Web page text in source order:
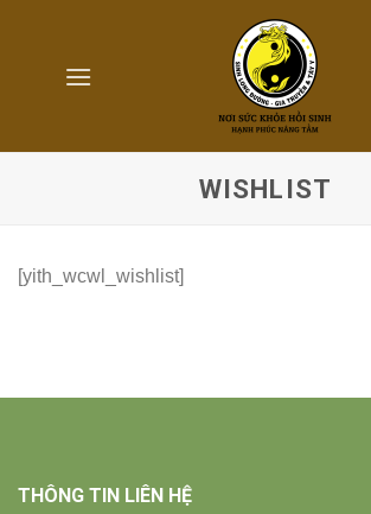
WISHLIST
[yith_wcwl_wishlist]
THÔNG TIN LIÊN HỆ